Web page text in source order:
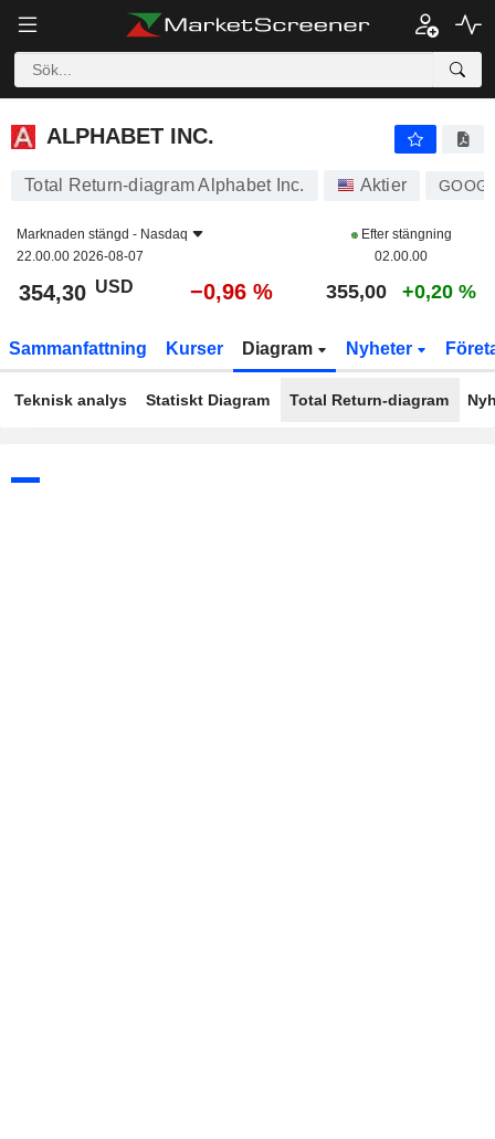
ALPHABET INC.
ALPHABET INC.
Total Return-diagram Alphabet Inc. Aktier
Marknaden stängd - Nasdaq
22.00.00 2026-08-07
Efter stängning
02.00.00
354,30 USD −0,96 % 355,00 +0,20 %
Sammanfattning Kurser Diagram Nyheter
Teknisk analys Statiskt Diagram Total Return-diagram